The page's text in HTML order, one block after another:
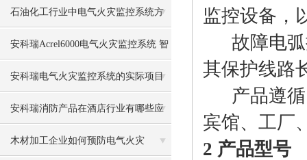
器
石油化工行业中电气火灾监控系统方
案介绍
安科瑞Acrel6000电气火灾监控系统 智
慧消防
安科瑞电气火灾监控系统的实际项目
应用
安科瑞消防产品在酒店行业有哪些应
用
木材加工企业如何预防电气火灾
监控设备，
故障电弧
其保护线路
产品遵循
宾馆、工厂
2 产品型号